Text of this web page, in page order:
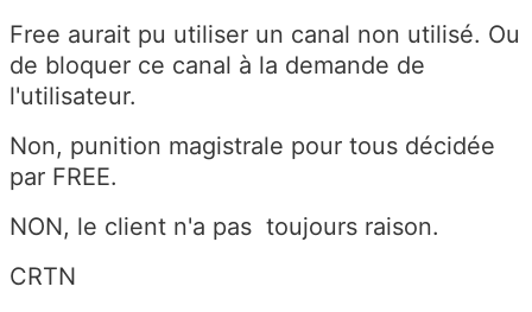
Free aurait pu utiliser un canal non utilisé. Ou
de bloquer ce canal à la demande de
l'utilisateur.
Non, punition magistrale pour tous décidée
par FREE.
NON, le client n'a pas toujours raison.
CRTN